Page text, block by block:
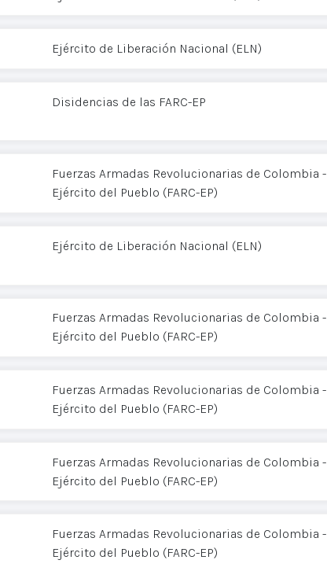
Ejército de Liberación Nacional (ELN)
Disidencias de las FARC-EP
Fuerzas Armadas Revolucionarias de Colombia -
Ejército del Pueblo (FARC-EP)
Ejército de Liberación Nacional (ELN)
Fuerzas Armadas Revolucionarias de Colombia -
Ejército del Pueblo (FARC-EP)
Fuerzas Armadas Revolucionarias de Colombia -
Ejército del Pueblo (FARC-EP)
Fuerzas Armadas Revolucionarias de Colombia -
Ejército del Pueblo (FARC-EP)
Fuerzas Armadas Revolucionarias de Colombia -
Ejército del Pueblo (FARC-EP)